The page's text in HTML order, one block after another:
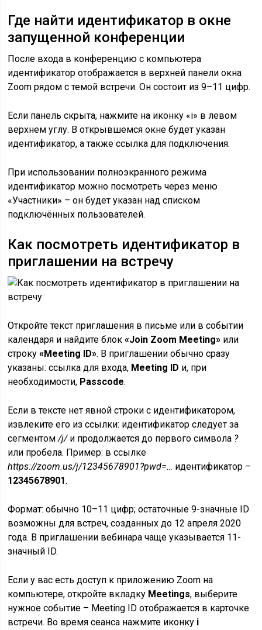
Где найти идентификатор в окне
запущенной конференции
После входа в конференцию с компьютера
идентификатор отображается в верхней панели окна
Zoom рядом с темой встречи. Он состоит из 9–11 цифр.
Если панель скрыта, нажмите на иконку «i» в левом
верхнем углу. В открывшемся окне будет указан
идентификатор, а также ссылка для подключения.
При использовании полноэкранного режима
идентификатор можно посмотреть через меню
«Участники» – он будет указан над списком
подключённых пользователей.
Как посмотреть идентификатор в
приглашении на встречу
Откройте текст приглашения в письме или в событии
календаря и найдите блок«Join Zoom Meeting» или
строку«Meeting ID». В приглашении обычно сразу
указаны: ссылка для входа, Meeting ID и, при
необходимости, Passcode.
Если в тексте нет явной строки с идентификатором,
извлеките его из ссылки: идентификатор следует за
сегментом/j/и продолжается до первого символа ?
или пробела. Пример: в ссылке
https://zoom.us/j/12345678901?pwd=… идентификатор –
12345678901.
Формат: обычно 10–11 цифр; остаточные 9-значные ID
возможны для встреч, созданных до 12 апреля 2020
года. В приглашении вебинара чаще указывается 11-
значный ID.
Если у вас есть доступ к приложению Zoom на
компьютере, откройте вкладку Meetings, выберите
нужное событие – Meeting ID отображается в карточке
встречи. Во время сеанса нажмите иконку i